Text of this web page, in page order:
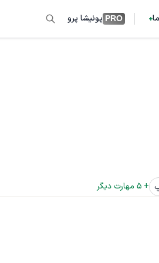
PRO پونیشا پرو
+
5 مهارت دیگر